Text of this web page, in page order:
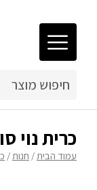
כרית נוי
עמוד הבית/ חנות/